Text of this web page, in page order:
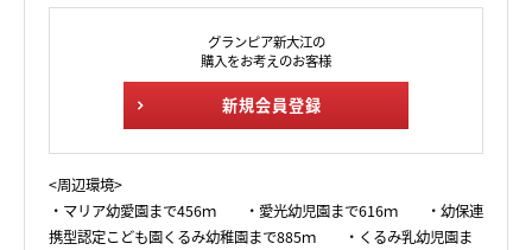
グランピア新大江の
購入をお考えのお客様
新規会員登録
<周辺環境>
・マリア幼愛園まで456ｍ ・愛光幼児園まで616ｍ ・幼保連
携型認定こども園くるみ幼稚園まで885ｍ ・くるみ乳幼児園ま